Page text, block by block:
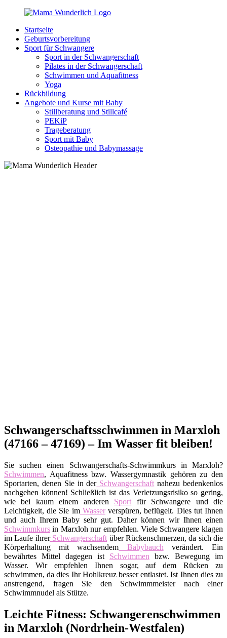
Zurück
Inhalt
MamaWunderlich.de
Mutti
sein
wunderbar!
Startseite
Geburtsvorbereitung
Sport für Schwangere
Sport in der Schwangerschaft
Pilates in der Schwangerschaft
Schwimmen und Aquafitness
Yoga
Rückbildung
Angebote und Kurse mit Baby
Stillberatung und Stillcafé
PEKiP
Trageberatung
Sport mit Baby
Osteopathie und Babymassage
Schwangerschaftsschwimmen in Marxloh
(47166 – 47169) – Im Wasser fit bleiben!
Sie suchen einen Schwangerschafts-Schwimmkurs in Marxloh?
Schwimmen, Aquafitness bzw. Wassergymnastik gehören zu den
Sportarten, denen Sie in derSchwangerschaft nahezu bedenkenlos
nachgehen können! Schließlich ist das Verletzungsrisiko so gering,
wie bei kaum einem anderen Sport für Schwangere und die
Leichtigkeit, die Sie imWasserverspüren, beflügelt. Dies tut Ihnen
und auch Ihrem Baby sehr gut. Daher können wir Ihnen einen
Schwimmkurs in Marxloh nur empfehlen. Viele Schwangere klagen
im Laufe ihrerSchwangerschaft über Rückenschmerzen, da sich die
Körperhaltung mit wachsendem Babybauch verändert. Ein
bewährtes Mittel dagegen ist Schwimmen bzw. Bewegung im
Wasser. Wir empfehlen Ihnen sogar, auf dem Rücken zu
schwimmen, da dies Ihr Hohlkreuz besser entlastet. Ist Ihnen dies zu
anstrengend, fragen Sie den Schwimmmeister nach einer
Schwimmnudel als Stütze.
Leichte Fitness: Schwangerenschwimmen
in Marxloh (Nordrhein-Westfalen)